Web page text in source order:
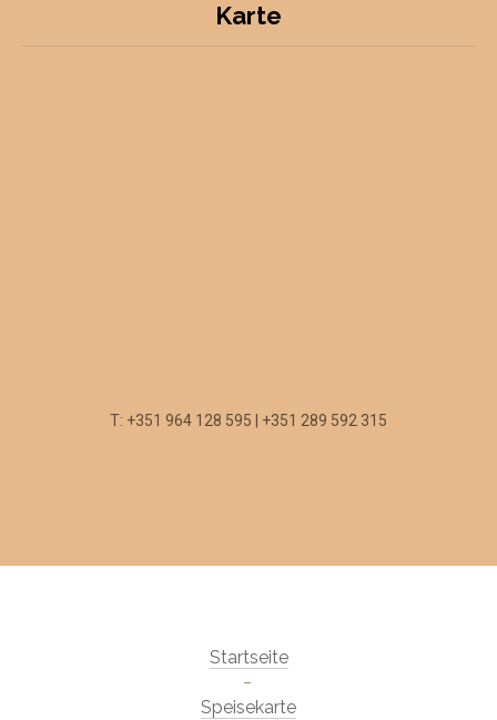
Karte
T: +351 964 128 595 | +351 289 592 315
Startseite
Speisekarte